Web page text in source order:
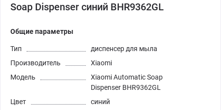
Soap Dispenser синий BHR9362GL
Общие параметры
Тип
диспенсер для мыла
Производитель
Xiaomi
Модель
Xiaomi Automatic Soap
Dispenser BHR9362GL
Цвет
синий